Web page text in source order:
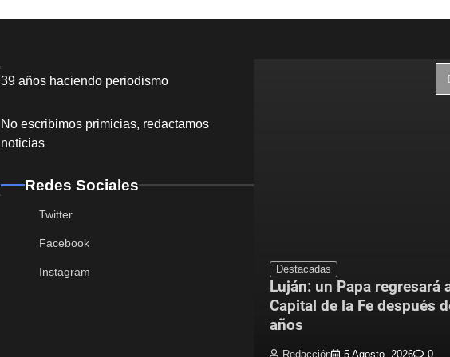
39 años haciendo periodismo
No escribimos primicias, redactamos
noticias
Redes Sociales
Twitter
Facebook
Instagram Destacadas
Luján: un Papa regresará
Capital de la Fe después
años
Redacción 5 Agosto, 2026 0